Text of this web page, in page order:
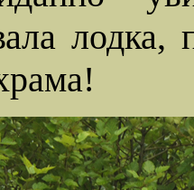
лодка,